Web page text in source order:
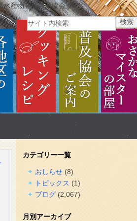
水産物開発普及協会
普及協会の
クッキングレシピ
各地区のご紹介
紹介
カテゴリー一覧
おしらせ(8)
トピックス (1)
ブログ(2,067)
月別アーカイブ